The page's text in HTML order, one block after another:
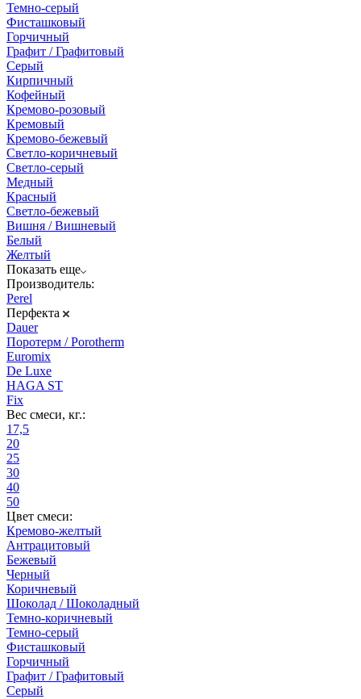
Темно-серый
Фисташковый
Горчичный
Графит / Графитовый
Серый
Кирпичный
Кофейный
Кремово-розовый
Кремовый
Кремово-бежевый
Светло-коричневый
Светло-серый
Медный
Красный
Светло-бежевый
Вишня / Вишневый
Белый
Желтый
Показать еще
Производитель:
Perel
Перфекта
Dauer
Поротерм / Porotherm
Euromix
De Luxe
HAGA ST
Fix
Вес смеси, кг.:
17,5
20
25
30
40
50
Цвет смеси:
Кремово-желтый
Антрацитовый
Бежевый
Черный
Коричневый
Шоколад / Шоколадный
Темно-коричневый
Темно-серый
Фисташковый
Горчичный
Графит / Графитовый
Серый